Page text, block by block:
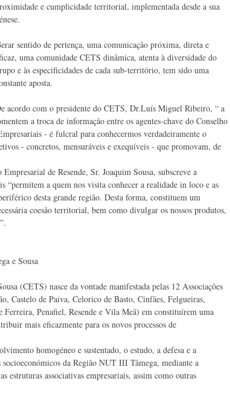
e cumplicidade territorial, implementada desde a sua
sentido de pertença, uma comunicação próxima, direta e
uma comunidade CETS dinâmica, atenta à diversidade do
e às especificidades de cada sub-território, tem sido uma
aposta.
acordo com o presidente do CETS, Dr.Luís Miguel Ribeiro, “ a
a troca de informação entre os agentes-chave do Conselho
- é fulcral para conhecermos verdadeiramente o
- concretos, mensuráveis e exequíveis - que promovam, de
de Resende, Sr. Joaquim Sousa, subscreve a
“permitem a quem nos visita conhecer a realidade in loco e as
desta grande região. Desta forma, constituem um
coesão territorial, bem como divulgar os nossos produtos,
e Sousa
(CETS) nasce da vontade manifestada pelas 12 Associações
Castelo de Paiva, Celorico de Basto, Cinfães, Felgueiras,
Ferreira, Penafiel, Resende e Vila Meã) em constituírem uma
mais eficazmente para os novos processos de
homogéneo e sustentado, o estudo, a defesa e a
socioeconómicos da Região NUT III Tâmega, mediante a
estruturas associativas empresariais, assim como outras